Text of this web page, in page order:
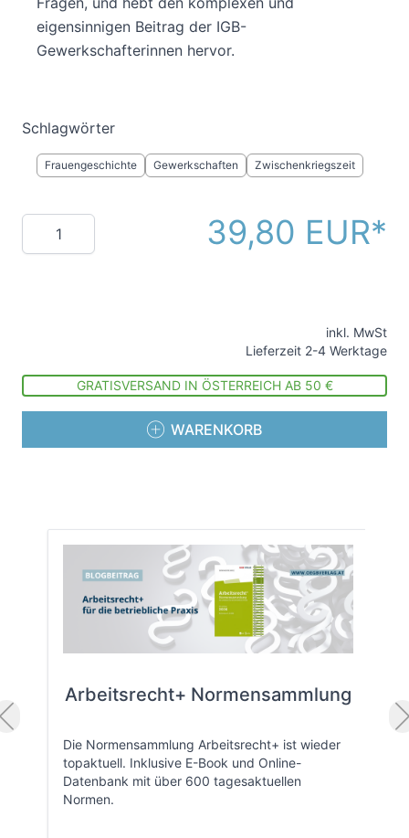
eigensinnigen Beitrag der IGB-
Gewerkschafterinnen hervor.
Schlagwörter
Frauengeschichte Gewerkschaften Zwischenkriegszeit
Menge 39,80 EUR
inkl. MwSt
Lieferzeit 2-4 Werktage
GRATISVERSAND IN ÖSTERREICH AB 50 €
WARENKORB
Arbeitsrecht+ Normensammlung
Die Normensammlung Arbeitsrecht+ ist wieder
topaktuell. Inklusive E-Book und Online-
Datenbank mit über 600 tagesaktuellen
Normen.